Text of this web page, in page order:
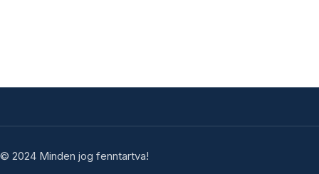
© 2024 Minden jog fenntartva!